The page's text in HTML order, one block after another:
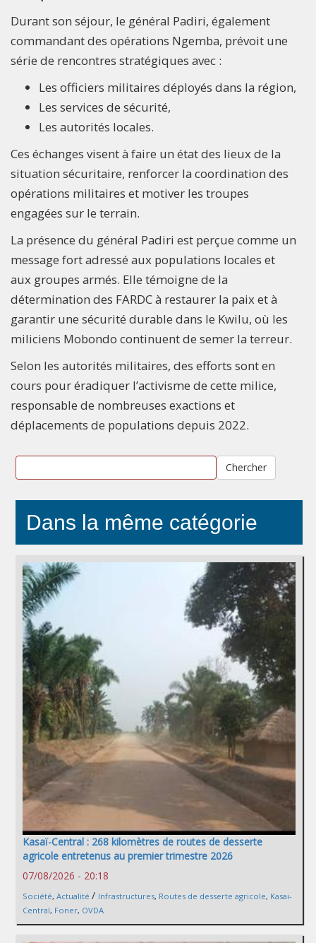
Durant son séjour, le général Padiri, également
commandant des opérations Ngemba, prévoit une
série de rencontres stratégiques avec :
Les officiers militaires déployés dans la région,
Les services de sécurité,
Les autorités locales.
Ces échanges visent à faire un état des lieux de la
situation sécuritaire, renforcer la coordination des
opérations militaires et motiver les troupes
engagées sur le terrain.
La présence du général Padiri est perçue comme un
message fort adressé aux populations locales et
aux groupes armés. Elle témoigne de la
détermination des FARDC à restaurer la paix et à
garantir une sécurité durable dans le Kwilu, où les
miliciens Mobondo continuent de semer la terreur.
Selon les autorités militaires, des efforts sont en
cours pour éradiquer l’activisme de cette milice,
responsable de nombreuses exactions et
déplacements de populations depuis 2022.
Chercher
Dans la même catégorie
Kasaï-Central : 268 kilomètres de routes de desserte
agricole entretenus au premier trimestre 2026
07/08/2026 - 20:18
Société, Actualité / Infrastructures, Routes de desserte agricole, Kasai-
Central, Foner, OVDA